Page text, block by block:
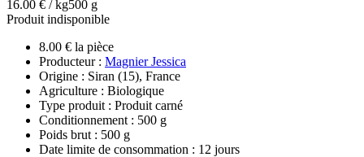
16.00 € / kg500 g
Produit indisponible
8.00 € la pièce
Producteur : Magnier Jessica
Origine : Siran (15), France
Agriculture : Biologique
Type produit : Produit carné
Conditionnement : 500 g
Poids brut : 500 g
Date limite de consommation : 12 jours